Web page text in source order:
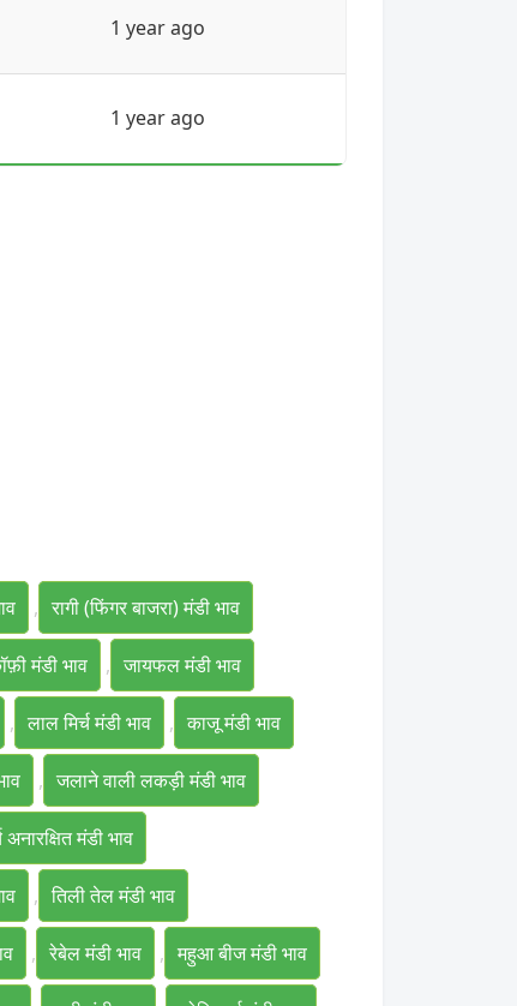
1 year ago
1 year ago
, रागी (फिंगर बाजरा) मंडी भाव
मंडी भाव , जायफल मंडी भाव
, लाल मिर्च मंडी भाव , काजू मंडी भाव
, जलाने वाली लकड़ी मंडी भाव
अनारक्षित मंडी भाव
, तिली तेल मंडी भाव
, रेबेल मंडी भाव , महुआ बीज मंडी भाव